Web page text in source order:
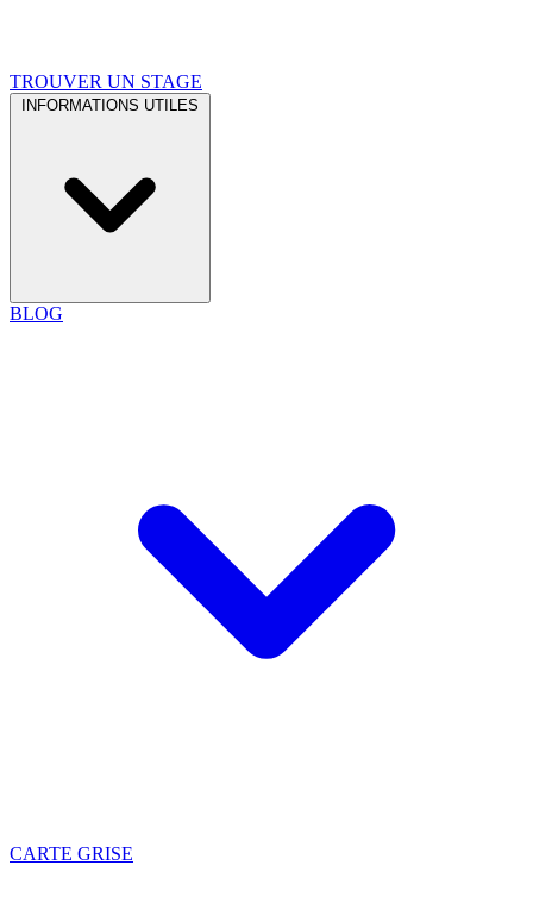
TROUVER UN STAGE
INFORMATIONS UTILES
BLOG
CARTE GRISE